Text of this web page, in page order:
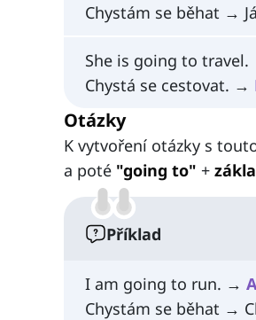
Chystám se běhat →
She is going to travel.
Chystá se cestovat. →
Otázky
K vytvoření otázky s
a poté "going to" +
Příklad
I am going to run. →
Chystám se běhat →